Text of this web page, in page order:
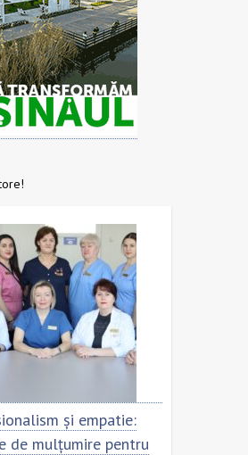
Scrisoare de mulțumire
echipa SCM ”Sfânta